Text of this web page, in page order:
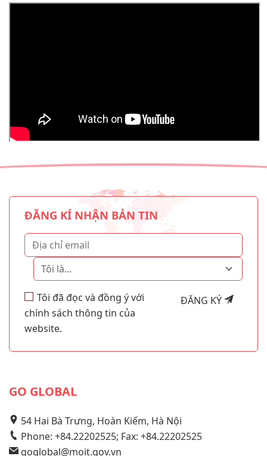
ĐĂNG KÍ NHẬN BẢN TIN
Tôi là...
ĐĂNG KÝ
Tôi đã đọc và đồng ý với
chính sách thông tin của
website.
GO GLOBAL
54 Hai Bà Trưng, Hoàn Kiếm, Hà Nội
Phone: +84.22202525; Fax: +84.22202525
goglobal@moit.gov.vn